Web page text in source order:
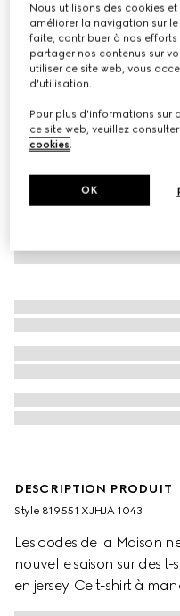
CHF 450
Déclinaisonsnoir
DESCRIPTION PRODUIT
Style ‎819551 XJHJA 1043
Les codes de la Maison
nouvelle saison sur des
en jersey. Ce t-shirt à
dans un jersey de coton
Nous utilisons des cookies
améliorer la navigation sur
faite, contribuer à nos
partager nos contenus sur
utiliser ce site web, vous
d'utilisation.
Pour plus d'informations sur
ce site web, veuillez
cookies.
OK